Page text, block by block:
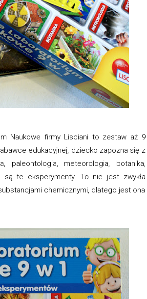
Naukowe firmy Lisciani to zestaw aż 9
edukacyjnej, dziecko zapozna się z
paleontologia, meteorologia, botanika,
są te eksperymenty. To nie jest zwykła
chemicznymi, dlatego jest ona